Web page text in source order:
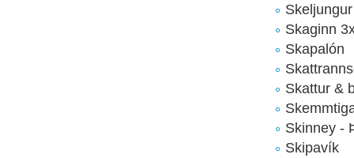
Skeljungur
Skaginn
Skapalón
Skattur &
Skinney -
Skipavík